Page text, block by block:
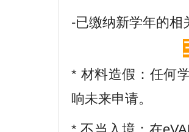
-已缴纳新学年的相
* 材料造假：任何
响未来申请。